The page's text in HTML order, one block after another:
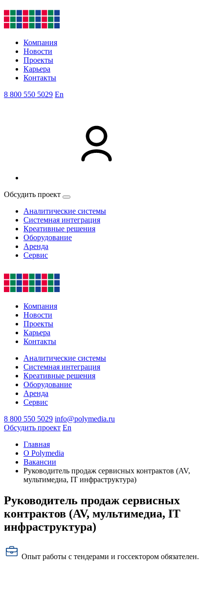
Компания
Новости
Проекты
Карьера
Контакты
8 800 550 5029 En
Обсудить проект
Аналитические системы
Системная интеграция
Креативные решения
Оборудование
Аренда
Сервис
Компания
Новости
Проекты
Карьера
Контакты
Аналитические системы
Системная интеграция
Креативные решения
Оборудование
Аренда
Сервис
8 800 550 5029 info@polymedia.ru
Обсудить проект En
Главная
О Polymedia
Вакансии
Руководитель продаж сервисных контрактов (AV,
мультимедиа, IT инфраструктура)
Руководитель продаж сервисных
контрактов (AV, мультимедиа, IT
инфраструктура)
Опыт работы с тендерами и госсектором обязателен.